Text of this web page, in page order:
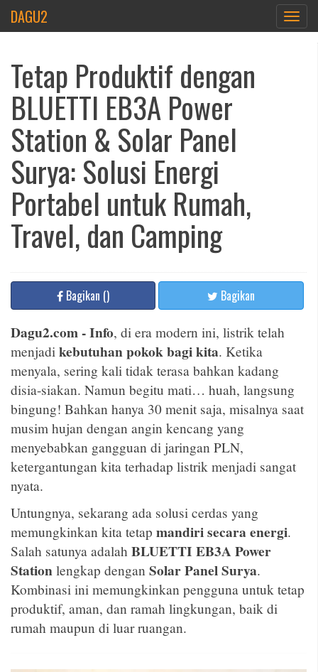
Toggle
DAGU2
Tetap Produktif dengan
BLUETTI EB3A Power
Station & Solar Panel
Surya: Solusi Energi
Portabel untuk Rumah,
Travel, dan Camping
Bagikan () Bagikan
Dagu2.com - Info, di era modern ini, listrik telah
menjadi kebutuhan pokok bagi kita. Ketika
menyala, sering kali tidak terasa bahkan kadang
disia-siakan. Namun begitu mati… huah, langsung
bingung! Bahkan hanya 30 menit saja, misalnya saat
musim hujan dengan angin kencang yang
menyebabkan gangguan di jaringan PLN,
ketergantungan kita terhadap listrik menjadi sangat
nyata.
Untungnya, sekarang ada solusi cerdas yang
memungkinkan kita tetap mandiri secara energi.
Salah satunya adalah BLUETTI EB3A Power
Station lengkap dengan Solar Panel Surya.
Kombinasi ini memungkinkan pengguna untuk tetap
produktif, aman, dan ramah lingkungan, baik di
rumah maupun di luar ruangan.